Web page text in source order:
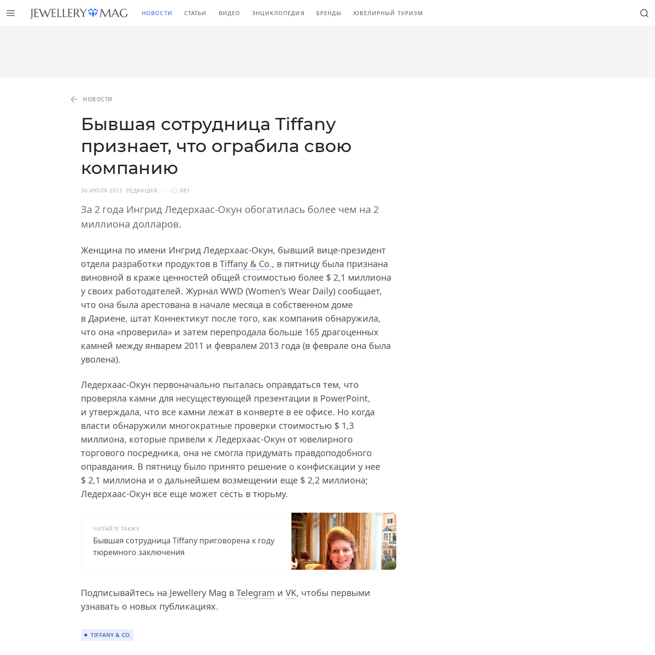
НОВОСТИ СТАТЬИ ВИДЕО ЭНЦИКЛОПЕДИЯ БРЕНДЫ ЮВЕЛИРНЫЙ ТУРИЗМ
НОВОСТИ
Бывшая сотрудница Tiffany
признает, что ограбила свою
компанию
30 ИЮЛЯ 2013 РЕДАКЦИЯ 881
За 2 года Ингрид Ледерхаас-Окун обогатилась более чем на 2
миллиона долларов.
Женщина по имени Ингрид Ледерхаас-Окун, бывший вице-президент
отдела разработки продуктов в Tiffany & Co., в пятницу была признана
виновной в краже ценностей общей стоимостью более $ 2,1 миллиона
у своих работодателей. Журнал WWD (Women's Wear Daily) сообщает,
что она была арестована в начале месяца в собственном доме
в Дариене, штат Коннектикут после того, как компания обнаружила,
что она «проверила» и затем перепродала больше 165 драгоценных
камней между январем 2011 и февралем 2013 года (в феврале она была
уволена).
Ледерхаас-Окун первоначально пыталась оправдаться тем, что
проверяла камни для несуществующей презентации в PowerPoint,
и утверждала, что все камни лежат в конверте в ее офисе. Но когда
власти обнаружили многократные проверки стоимостью $ 1,3
миллиона, которые привели к Ледерхаас-Окун от ювелирного
торгового посредника, она не смогла придумать правдоподобного
оправдания. В пятницу было принято решение о конфискации у нее
$ 2,1 миллиона и о дальнейшем возмещении еще $ 2,2 миллиона;
Ледерхаас-Окун все еще может сесть в тюрьму.
ЧИТАЙТЕ ТАКЖЕ
Бывшая сотрудница Tiffany приговорена к году
тюремного заключения
Подписывайтесь на Jewellery Mag в Telegram и VK, чтобы первыми
узнавать о новых публикациях.
TIFFANY & CO.